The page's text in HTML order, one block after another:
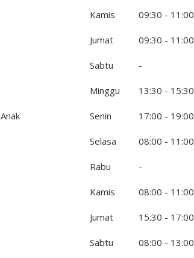
Kamis 09:30 - 11:00
Jumat 09:30 - 11:00
Sabtu -
Minggu 13:30 - 15:30
Anak Senin 17:00 - 19:00
Selasa 08:00 - 11:00
Rabu -
Kamis 08:00 - 11:00
Jumat 15:30 - 17:00
Sabtu 08:00 - 13:00